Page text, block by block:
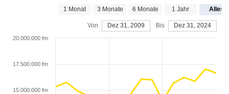
15.000.000 fm
17.500.000 fm
20.000.000 fm
1 Monat 3 Monate 6 Monate 1 Jahr Alles
Von Dez 31, 2009 Bis Dez 31, 2024